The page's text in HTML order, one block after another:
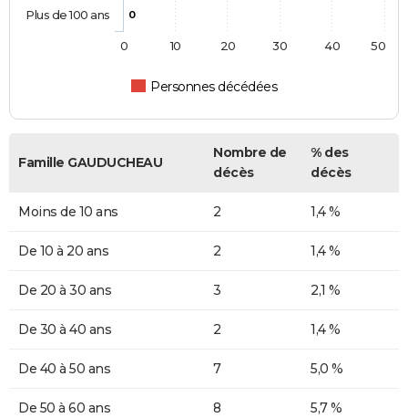
0
Personnes décédées
Plus de 100 ans
0 10 20 30 40 50
Famille GAUDUCHEAU
Nombre de
décès
% des
décès
Moins de 10 ans 2 1,4 %
De 10 à 20 ans 2 1,4 %
De 20 à 30 ans 3 2,1 %
De 30 à 40 ans 2 1,4 %
De 40 à 50 ans 7 5,0 %
De 50 à 60 ans 8 5,7 %